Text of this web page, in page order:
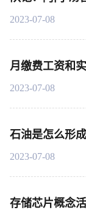
2023-07-08
月缴费工资和
2023-07-08
石油是怎么形
2023-07-08
存储芯片概念